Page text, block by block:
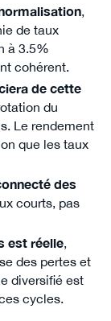
,
de taux
à 3.5%
cohérent.
de cette
du
Le rendement
que les taux
des
courts, pas
est réelle,
des pertes et
diversifié est
cycles.